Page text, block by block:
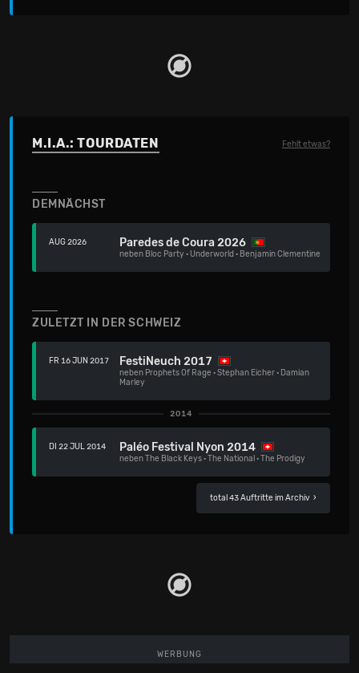
M.I.A.: TOURDATEN Fehlt etwas?
DEMNÄCHST
AUG 2026 Paredes de Coura 2026
neben Bloc Party · Underworld · Benjamin Clementine
ZULETZT IN DER SCHWEIZ
FR 16 JUN 2017 FestiNeuch 2017
neben Prophets Of Rage ·Stephan Eicher· Damian
Marley
2014
DI 22 JUL 2014 Paléo Festival Nyon 2014
nebenThe Black Keys·The National ·The Prodigy
total 43 Auftritte im Archiv ›
WERBUNG